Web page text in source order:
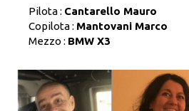
Pilota : Cantarello Mauro
Copilota : Mantovani Marco
Mezzo : BMW X3